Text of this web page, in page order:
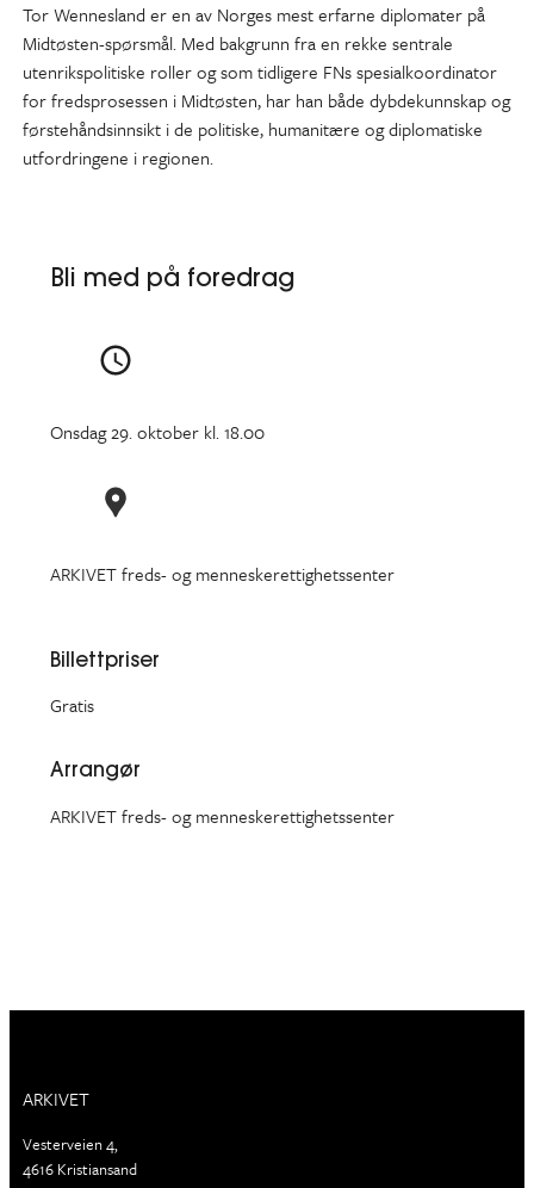
Tor Wennesland er en av Norges mest erfarne diplomater på
Midtøsten-spørsmål. Med bakgrunn fra en rekke sentrale
utenrikspolitiske roller og som tidligere FNs spesialkoordinator
for fredsprosessen i Midtøsten, har han både dybdekunnskap og
førstehåndsinnsikt i de politiske, humanitære og diplomatiske
utfordringene i regionen.
Bli med på foredrag
Onsdag 29. oktober kl. 18.00
ARKIVET freds- og menneskerettighetssenter
Billettpriser
Gratis
Arrangør
ARKIVET freds- og menneskerettighetssenter
ARKIVET
Vesterveien 4,
4616 Kristiansand